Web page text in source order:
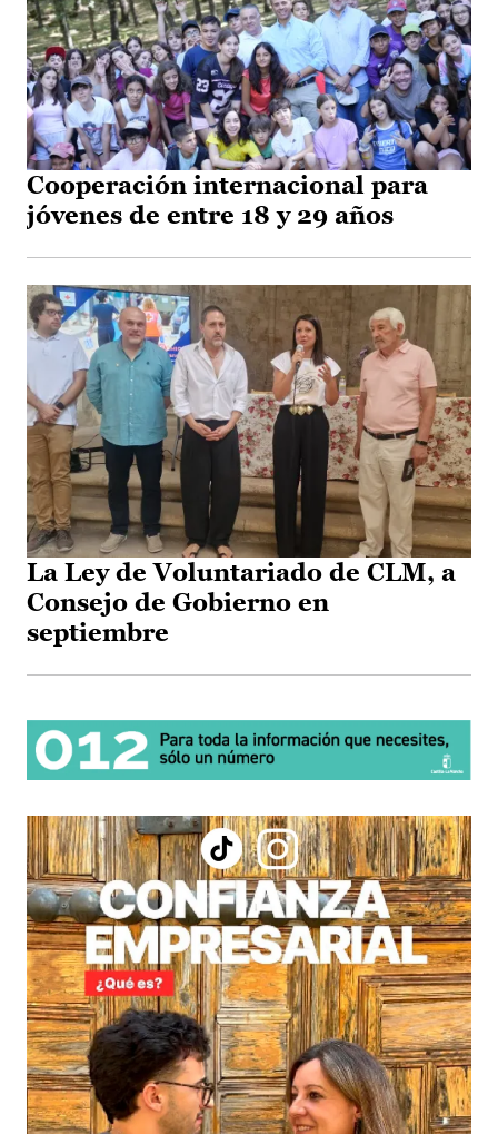
Cooperación internacional para
jóvenes de entre 18 y 29 años
La Ley de Voluntariado de CLM, a
Consejo de Gobierno en
septiembre